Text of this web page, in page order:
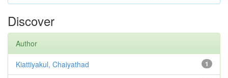
Discover
Author
1
Kiattiyakul, Chaiyathad